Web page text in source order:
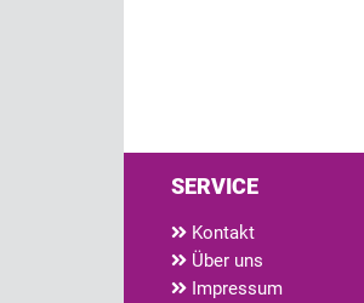
SERVICE
Kontakt
Über uns
Impressum